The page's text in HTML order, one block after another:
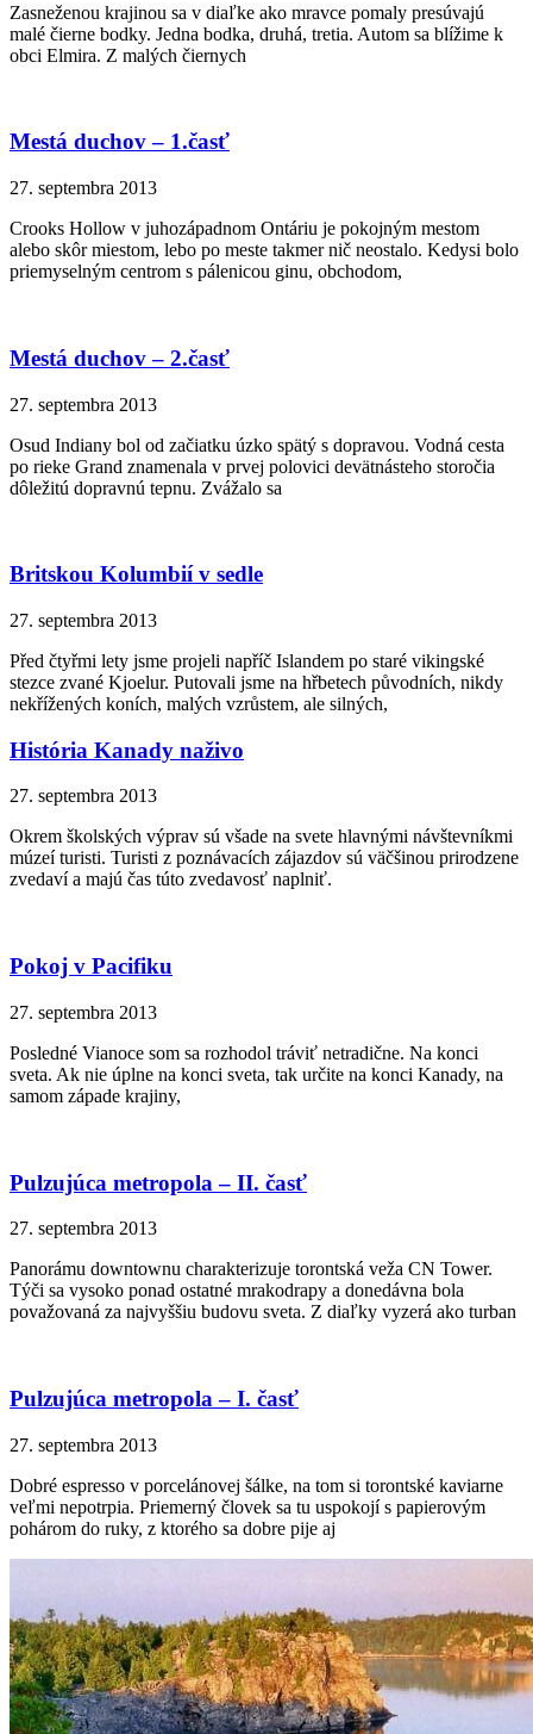
Zasneženou krajinou sa v diaľke ako mravce pomaly presúvajú
malé čierne bodky. Jedna bodka, druhá, tretia. Autom sa blížime k
obci Elmira. Z malých čiernych
Mestá duchov – 1.časť
27. septembra 2013
Crooks Hollow v juhozápadnom Ontáriu je pokojným mestom
alebo skôr miestom, lebo po meste takmer nič neostalo. Kedysi bolo
priemyselným centrom s pálenicou ginu, obchodom,
Mestá duchov – 2.časť
27. septembra 2013
Osud Indiany bol od začiatku úzko spätý s dopravou. Vodná cesta
po rieke Grand znamenala v prvej polovici devätnásteho storočia
dôležitú dopravnú tepnu. Zvážalo sa
Britskou Kolumbií v sedle
27. septembra 2013
Před čtyřmi lety jsme projeli napříč Islandem po staré vikingské
stezce zvané Kjoelur. Putovali jsme na hřbetech původních, nikdy
nekřížených koních, malých vzrůstem, ale silných,
História Kanady naživo
27. septembra 2013
Okrem školských výprav sú všade na svete hlavnými návštevníkmi
múzeí turisti. Turisti z poznávacích zájazdov sú väčšinou prirodzene
zvedaví a majú čas túto zvedavosť naplniť.
Pokoj v Pacifiku
27. septembra 2013
Posledné Vianoce som sa rozhodol tráviť netradične. Na konci
sveta. Ak nie úplne na konci sveta, tak určite na konci Kanady, na
samom západe krajiny,
Pulzujúca metropola – II. časť
27. septembra 2013
Panorámu downtownu charakterizuje torontská veža CN Tower.
Týči sa vysoko ponad ostatné mrakodrapy a donedávna bola
považovaná za najvyššiu budovu sveta. Z diaľky vyzerá ako turban
Pulzujúca metropola – I. časť
27. septembra 2013
Dobré espresso v porcelánovej šálke, na tom si torontské kaviarne
veľmi nepotrpia. Priemerný človek sa tu uspokojí s papierovým
pohárom do ruky, z ktorého sa dobre pije aj